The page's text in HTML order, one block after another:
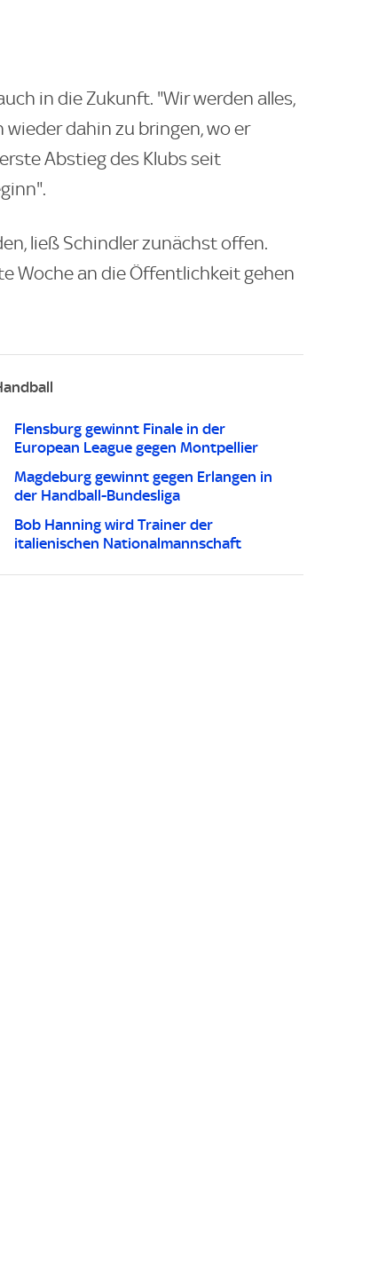
in die Zukunft. "Wir werden alles,
dahin zu bringen, wo er
Abstieg des Klubs seit
ließ Schindler zunächst offen.
Woche an die Öffentlichkeit gehen
Flensburg gewinnt Finale in der
European League gegen Montpellier
Magdeburg gewinnt gegen Erlangen in
der Handball-Bundesliga
Bob Hanning wird Trainer der
italienischen Nationalmannschaft